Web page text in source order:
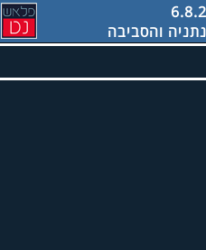
והסביבה